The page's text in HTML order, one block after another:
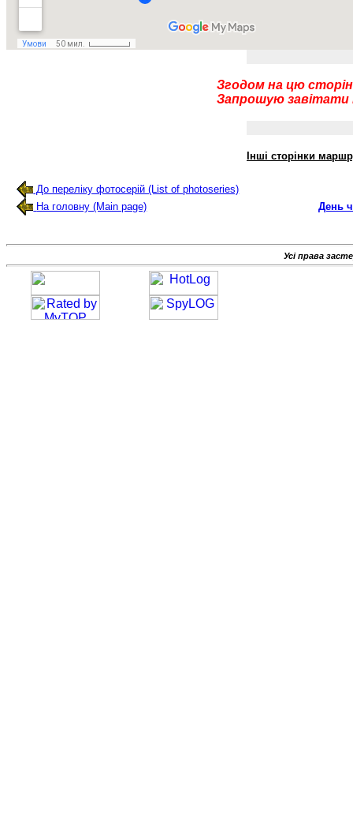
Згодом на цю
Запрошую завітати
Інші сторінки
До переліку фотосерій (List of photoseries)
На головну (Main page)
День
Усі права